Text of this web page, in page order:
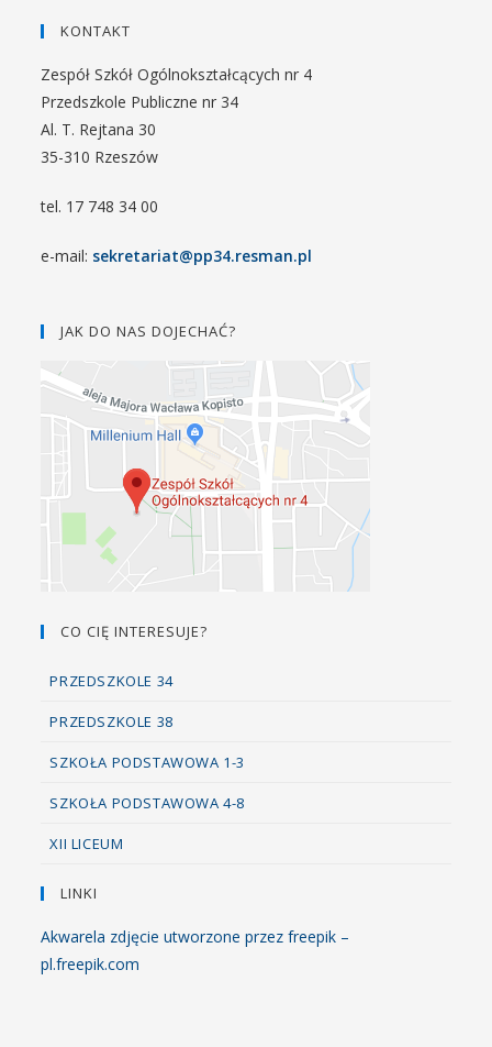
KONTAKT
Zespół Szkół Ogólnokształcących nr 4
Przedszkole Publiczne nr 34
Al. T. Rejtana 30
35-310 Rzeszów
tel. 17 748 34 00
e-mail: sekretariat@pp34.resman.pl
JAK DO NAS DOJECHAĆ?
CO CIĘ INTERESUJE?
PRZEDSZKOLE 34
PRZEDSZKOLE 38
SZKOŁA PODSTAWOWA 1-3
SZKOŁA PODSTAWOWA 4-8
XII LICEUM
LINKI
Akwarela zdjęcie utworzone przez freepik –
pl.freepik.com